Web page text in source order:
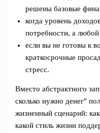
решены базовые
когда уровень
потребности, а
если вы не готовы к
краткосрочные
стресс.
Вместо абстрактного
сколько нужно денег"
жизненный сценарий:
какой стиль жизни